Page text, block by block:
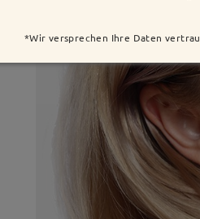
*Wir versprechen Ihre Daten